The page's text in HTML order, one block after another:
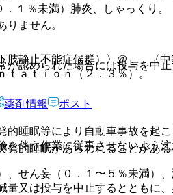
１％未満）肺炎、しゃっくり。
静止不能症候群）〉@． 〈
ｔａｔｉｏｎ（２．３％）。
睡眠等により自動車事故を起
伴う作業に従事させないよう
認められた場合には投与を中
的睡眠があらわれることがある
せん妄（０．１〜５％未満）
又は投与を中止するとともに
ません。
薬剤情報 ポスト